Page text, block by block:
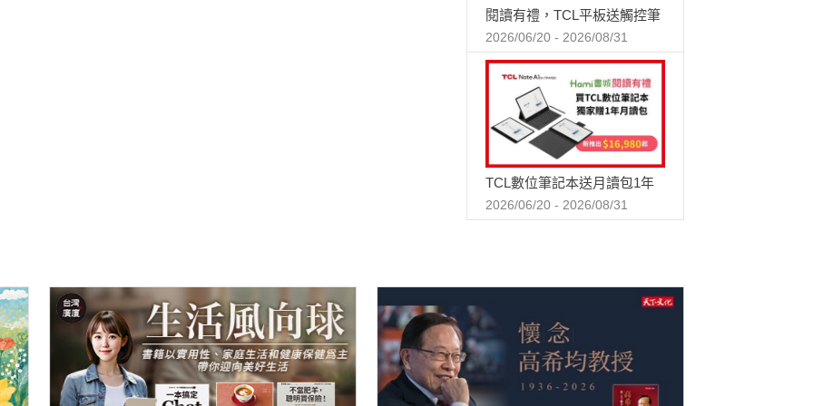
閱讀有禮，TCL平板送觸控筆
2026/06/20 - 2026/08/31
TCL數位筆記本送月讀包1年
2026/06/20 - 2026/08/31